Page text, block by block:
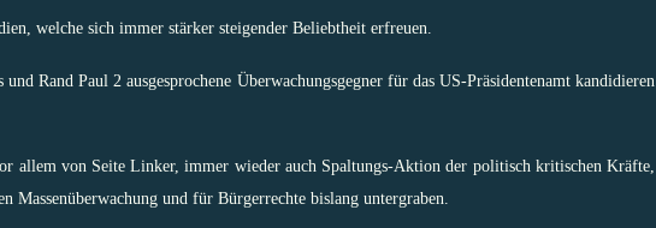
, welche sich immer stärker steigender Beliebtheit erfreuen.
Rand Paul 2 ausgesprochene Überwachungsgegner für das US-Präsidentenamt kandidieren
allem von Seite Linker, immer wieder auch Spaltungs-Aktion der politisch kritischen Kräfte,
und für Bürgerrechte bislang untergraben.